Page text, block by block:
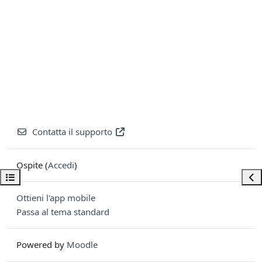
Apri indice del corso
Contatta il supporto
Ospite (Accedi)
Ottieni l'app mobile
Passa al tema standard
Powered by Moodle